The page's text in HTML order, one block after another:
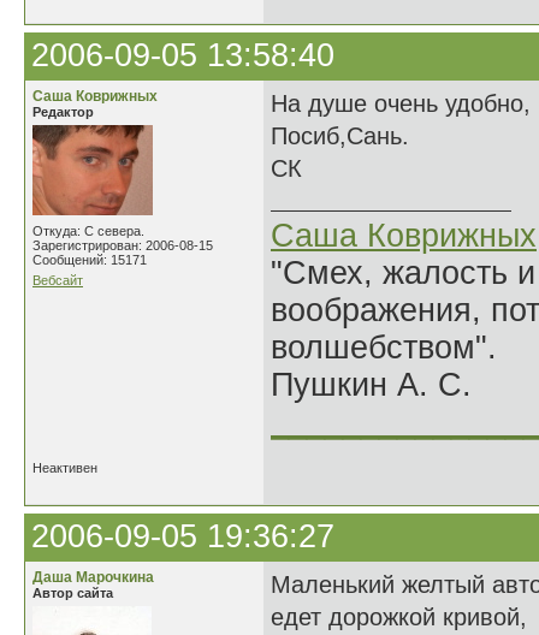
2006-09-05 13:58:40
Саша Коврижных
Редактор
Откуда: С севера.
Зарегистрирован: 2006-08-15
Сообщений: 15171
Вебсайт
На душе очень удобно,
Посиб,Сань.
СК
Саша Коврижных
"Смех, жалость
воображения,
волшебством".
Пушкин А. С.
Неактивен
2006-09-05 19:36:27
Даша Марочкина
Автор сайта
Маленький желтый
едет дорожкой кривой,